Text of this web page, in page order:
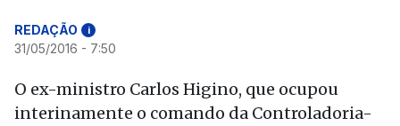
REDAÇÃO i
31/05/2016 - 7:50
O ex-ministro Carlos Higino, que ocupou
interinamente o comando da Controladoria-